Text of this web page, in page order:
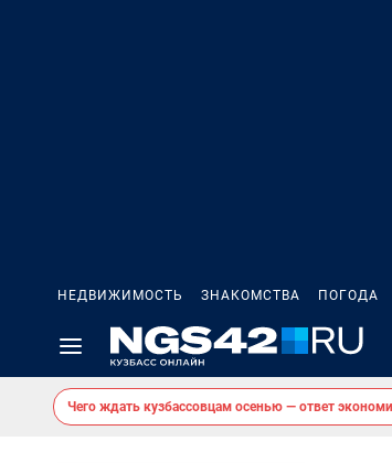
НЕДВИЖИМОСТЬ ЗНАКОМСТВА ПОГОДА
Чего ждать кузбассовцам осенью — ответ